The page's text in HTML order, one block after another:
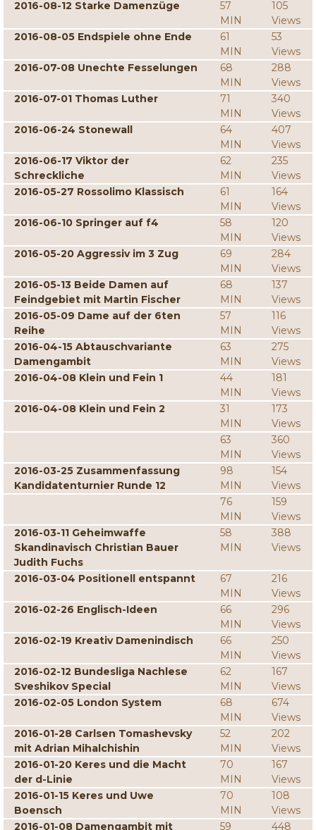
2016-08-12 Starke Damenzüge
57
MIN
105
Views
2016-08-05 Endspiele ohne Ende
61
MIN
53
Views
2016-07-08 Unechte Fesselungen
68
MIN
288
Views
2016-07-01 Thomas Luther
71
MIN
340
Views
2016-06-24 Stonewall
64
MIN
407
Views
2016-06-17 Viktor der
Schreckliche
62
MIN
235
Views
2016-05-27 Rossolimo Klassisch
61
MIN
164
Views
2016-06-10 Springer auf f4
58
MIN
120
Views
2016-05-20 Aggressiv im 3 Zug
69
MIN
284
Views
2016-05-13 Beide Damen auf
Feindgebiet mit Martin Fischer
68
MIN
137
Views
2016-05-09 Dame auf der 6ten
Reihe
57
MIN
116
Views
2016-04-15 Abtauschvariante
Damengambit
63
MIN
275
Views
2016-04-08 Klein und Fein 1
44
MIN
181
Views
2016-04-08 Klein und Fein 2
31
MIN
173
Views
63
MIN
360
Views
2016-03-25 Zusammenfassung
Kandidatenturnier Runde 12
98
MIN
154
Views
76
MIN
159
Views
2016-03-11 Geheimwaffe
Skandinavisch Christian Bauer
Judith Fuchs
58
MIN
388
Views
2016-03-04 Positionell entspannt
67
MIN
216
Views
2016-02-26 Englisch-Ideen
66
MIN
296
Views
2016-02-19 Kreativ Damenindisch
66
MIN
250
Views
2016-02-12 Bundesliga Nachlese
Sveshikov Special
62
MIN
167
Views
2016-02-05 London System
68
MIN
674
Views
2016-01-28 Carlsen Tomashevsky
mit Adrian Mihalchishin
52
MIN
202
Views
2016-01-20 Keres und die Macht
der d-Linie
70
MIN
167
Views
2016-01-15 Keres und Uwe
Boensch
70
MIN
108
Views
2016-01-08 Damengambit mit
59 448